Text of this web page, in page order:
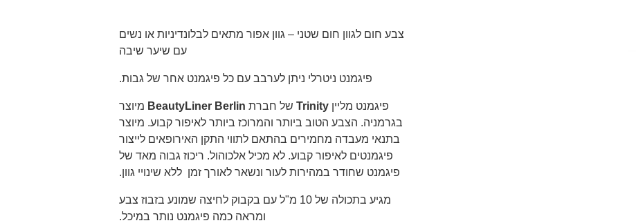
צבע חום לגוון חום שטני – גוון אפור מתאים לבלונדיניות או נשים
עם שיער שיבה
פיגמנט ניטרלי ניתן לערבב עם כל פיגמנט אחר של גבות.
פיגמנט מליין Trinity של חברת BeautyLiner Berlin מיוצר
בגרמניה. הצבע הטוב ביותר והמרוכז ביותר לאיפור קבוע. מיוצר
בתנאי מעבדה מחמירים בהתאם לתווי התקן האירופאים לייצור
פיגמנטים לאיפור קבוע. לא מכיל אלכוהול. ריכוז גבוה מאד של
פיגמנט שחודר במהירות לעור ונשאר לאורך זמן ללא שינויי גוון.
מגיע בתכולה של 10 מ"ל עם בקבוק לחיצה שמונע בזבוז צבע
ומראה כמה פיגמנט נותר במיכל.